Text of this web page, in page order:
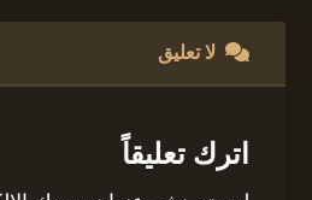
لا تعليق
اترك تعليقاً